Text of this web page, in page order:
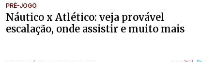
PRÉ-JOGO
Náutico x Atlético: veja provável
escalação, onde assistir e muito mais